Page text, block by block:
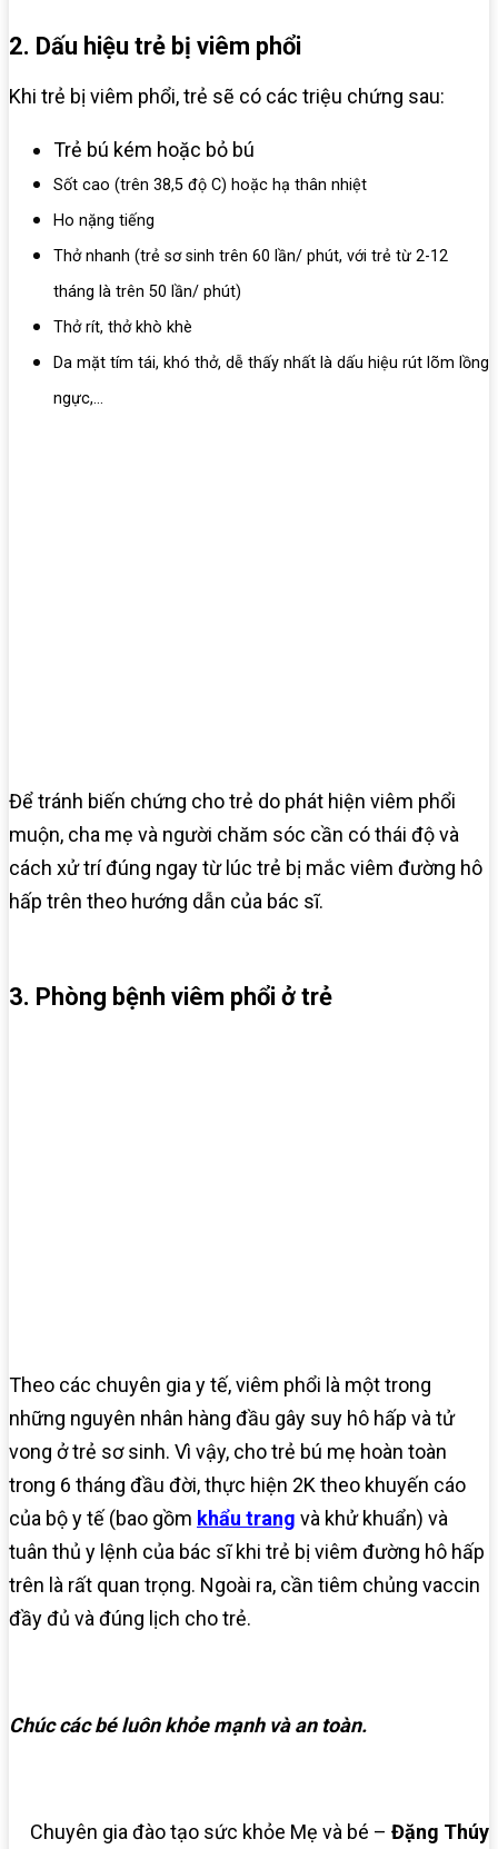
2. Dấu hiệu trẻ bị viêm phổi
Khi trẻ bị viêm phổi, trẻ sẽ có các triệu chứng sau:
Trẻ bú kém hoặc bỏ bú
Sốt cao (trên 38,5 độ C) hoặc hạ thân nhiệt
Ho nặng tiếng
Thở nhanh (trẻ sơ sinh trên 60 lần/ phút, với trẻ từ 2-12
tháng là trên 50 lần/ phút)
Thở rít, thở khò khè
Da mặt tím tái, khó thở, dễ thấy nhất là dấu hiệu rút lõm lồng
ngực,…
Để tránh biến chứng cho trẻ do phát hiện viêm phổi
muộn, cha mẹ và người chăm sóc cần có thái độ và
cách xử trí đúng ngay từ lúc trẻ bị mắc viêm đường hô
hấp trên theo hướng dẫn của bác sĩ.
3. Phòng bệnh viêm phổi ở trẻ
Theo các chuyên gia y tế, viêm phổi là một trong
những nguyên nhân hàng đầu gây suy hô hấp và tử
vong ở trẻ sơ sinh. Vì vậy, cho trẻ bú mẹ hoàn toàn
trong 6 tháng đầu đời, thực hiện 2K theo khuyến cáo
của bộ y tế (bao gồm khẩu trang và khử khuẩn) và
tuân thủ y lệnh của bác sĩ khi trẻ bị viêm đường hô hấp
trên là rất quan trọng. Ngoài ra, cần tiêm chủng vaccin
đầy đủ và đúng lịch cho trẻ.
Chúc các bé luôn khỏe mạnh và an toàn.
Chuyên gia đào tạo sức khỏe Mẹ và bé – Đặng Thúy